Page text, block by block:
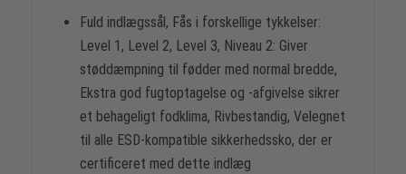
Fuld indlægssål, Fås i forskellige tykkelser:
Level 1, Level 2, Level 3, Niveau 2: Giver
støddæmpning til fødder med normal bredde,
Ekstra god fugtoptagelse og -afgivelse sikrer
et behageligt fodklima, Rivbestandig, Velegnet
til alle ESD-kompatible sikkerhedssko, der er
certificeret med dette indlæg